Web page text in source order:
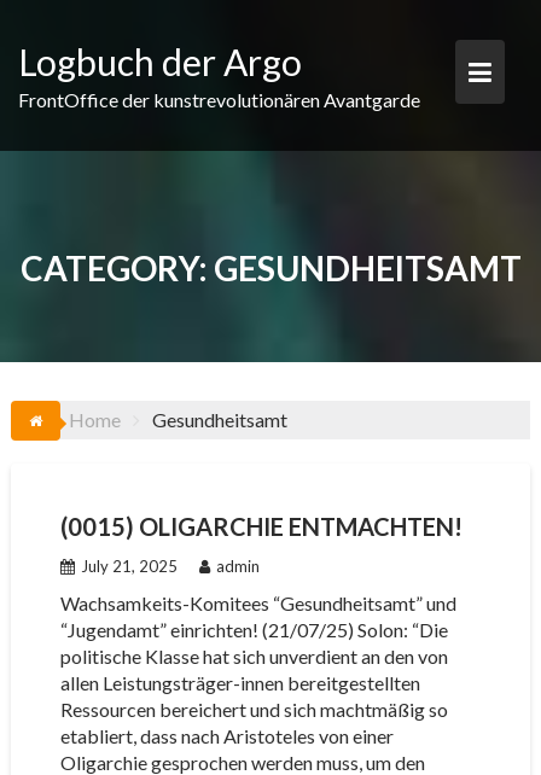
content
Logbuch der Argo
FrontOffice der kunstrevolutionären Avantgarde
CATEGORY: GESUNDHEITSAMT
Home Gesundheitsamt
(0015) OLIGARCHIE ENTMACHTEN!
July 21, 2025 admin
Wachsamkeits-Komitees “Gesundheitsamt” und
“Jugendamt” einrichten! (21/07/25) Solon: “Die
politische Klasse hat sich unverdient an den von
allen Leistungsträger-innen bereitgestellten
Ressourcen bereichert und sich machtmäßig so
etabliert, dass nach Aristoteles von einer
Oligarchie gesprochen werden muss, um den